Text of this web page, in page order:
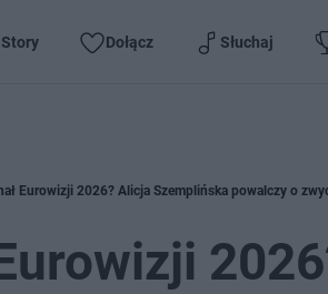
Story Dołącz Słuchaj
Eurowizji 2026? Alicja Szemplińska powalczy o